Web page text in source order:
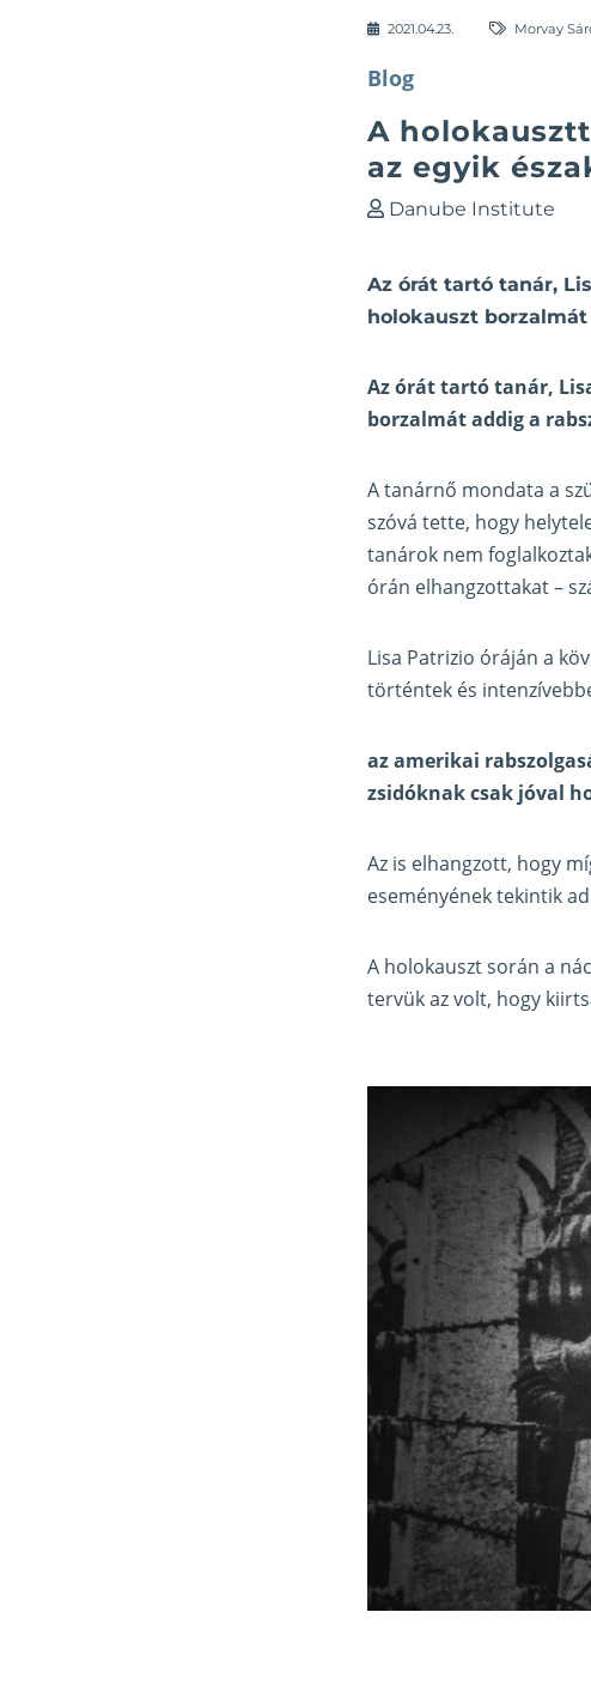
2021.04.23. Morvay
Blog
A
az egyik
Danube Institute
Az órát tartó tanár,
holokauszt
Az órát tartó tanár,
borzalmát addig a
A tanárnő mondata a
szóvá tette, hogy
tanárok nem
órán elhangzottakat –
Lisa Patrizio óráján a
történtek és
az amerikai
zsidóknak csak jóval
Az is elhangzott, hogy
eseményének tekintik
A holokauszt során a
tervük az volt, hogy